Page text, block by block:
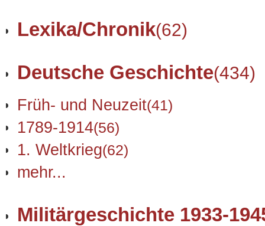
Lexika/Chronik(62)
Deutsche Geschichte(434)
Früh- und Neuzeit(41)
1789-1914(56)
1. Weltkrieg(62)
mehr...
Militärgeschichte 1933-